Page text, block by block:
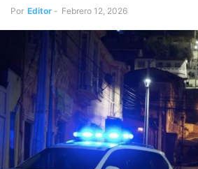
Por Editor - Febrero 12, 2026